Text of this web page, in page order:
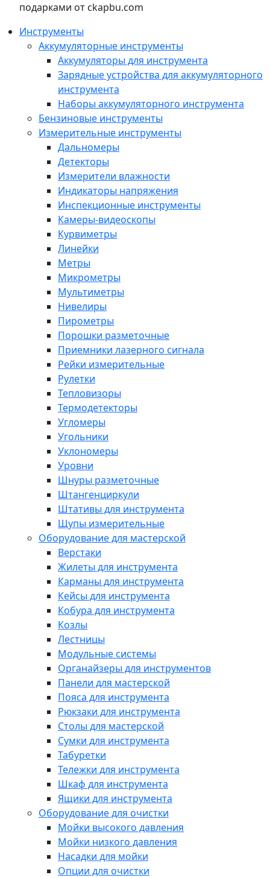
подарками от ckapbu.com
Инструменты
Аккумуляторные инструменты
Аккумуляторы для инструмента
Зарядные устройства для аккумуляторного
инструмента
Наборы аккумуляторного инструмента
Бензиновые инструменты
Измерительные инструменты
Дальномеры
Детекторы
Измерители влажности
Индикаторы напряжения
Инспекционные инструменты
Камеры-видеоскопы
Курвиметры
Линейки
Метры
Микрометры
Мультиметры
Нивелиры
Пирометры
Порошки разметочные
Приемники лазерного сигнала
Рейки измерительные
Рулетки
Тепловизоры
Термодетекторы
Угломеры
Угольники
Уклономеры
Уровни
Шнуры разметочные
Штангенциркули
Штативы для инструмента
Щупы измерительные
Оборудование для мастерской
Верстаки
Жилеты для инструмента
Карманы для инструмента
Кейсы для инструмента
Кобура для инструмента
Козлы
Лестницы
Модульные системы
Органайзеры для инструментов
Панели для мастерской
Пояса для инструмента
Рюкзаки для инструмента
Столы для мастерской
Сумки для инструмента
Табуретки
Тележки для инструмента
Шкаф для инструмента
Ящики для инструмента
Оборудование для очистки
Мойки высокого давления
Мойки низкого давления
Насадки для мойки
Опции для очистки